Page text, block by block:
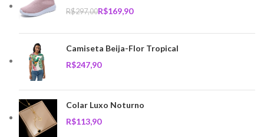
R$297,00R$169,90
Camiseta Beija-Flor Tropical
R$
Colar Luxo Noturno
R$